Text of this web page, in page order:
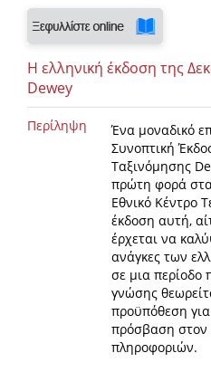
H ελληνική έκδοση της
Dewey
Περίληψη
Ένα μοναδικό
Συνοπτική
Ταξινόμησης
πρώτη φορά
Εθνικό Κέντρο
έκδοση αυτή,
έρχεται να
ανάγκες των
σε μια περίοδο
γνώσης
προϋπόθεση
πρόσβαση στον
πληροφοριών.